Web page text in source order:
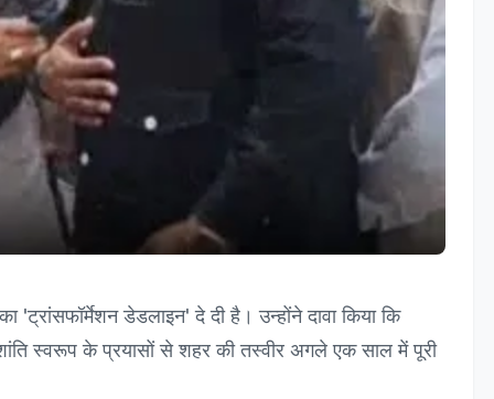
'ट्रांसफॉर्मेशन डेडलाइन' दे दी है। उन्होंने दावा किया कि
स्वरूप के प्रयासों से शहर की तस्वीर अगले एक साल में पूरी